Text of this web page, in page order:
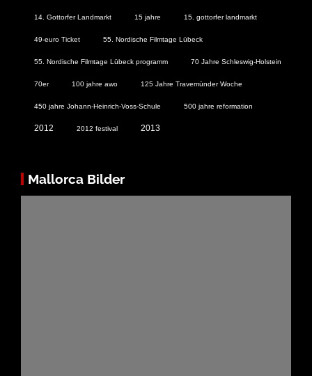
14. Gottorfer Landmarkt 15 jahre 15. gottorfer landmarkt
49-euro Ticket 55. Nordische Filmtage Lübeck
55. Nordische Filmtage Lübeck programm 70 Jahre Schleswig-Holstein
70er 100 jahre awo 125 Jahre Travemünder Woche
450 jahre Johann-Heinrich-Voss-Schule 500 jahre reformation
2012 2012 festival 2013
Mallorca Bilder